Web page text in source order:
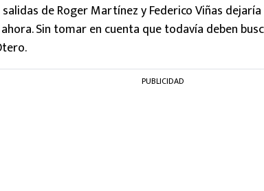
de Roger Martínez y Federico Viñas
Sin tomar en cuenta que todavía deben
PUBLICIDAD